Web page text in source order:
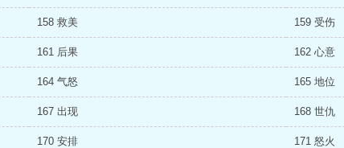
158 救美 159 受伤
161 后果 162 心意
164 气怒 165 地位
167 出现 168 世仇
170 安排 171 怒火